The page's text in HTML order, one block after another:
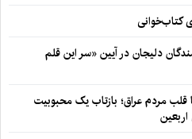
کتاب‌خوانی
۶ اثر نویسندگان دلیجان در آیین «سر این قلم
قلب مردم عراق؛ بازتاب یک محبوبیت